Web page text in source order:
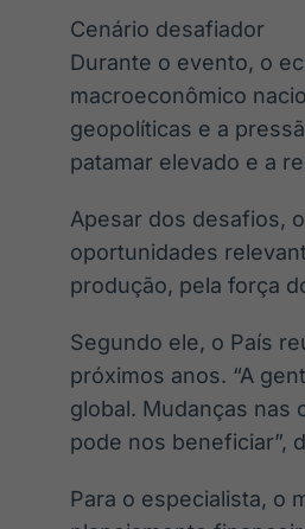
Cenário desafiador
Durante o evento, o
macroeconômico
geopolíticas e a
patamar elevado e a
Apesar dos desafios,
oportunidades
produção, pela força
Segundo ele, o País
próximos anos. “A
global. Mudanças nas
pode nos beneficiar”,
Para o especialista, o